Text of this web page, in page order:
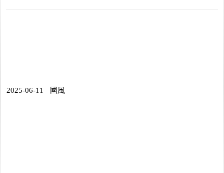
2025-06-11 國風